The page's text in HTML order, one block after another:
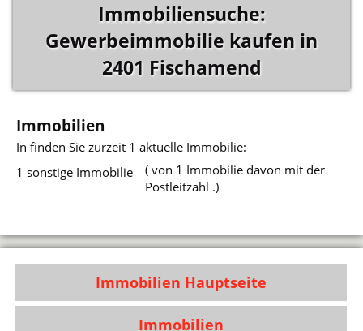
Immobiliensuche:
Gewerbeimmobilie kaufen in
2401 Fischamend
Immobilien
Infinden Sie zurzeit 1 aktuelle Immobilie:
1 sonstige Immobilie
( von 1 Immobilie davon mit der
Postleitzahl .)
Immobilien Hauptseite
Immobilien